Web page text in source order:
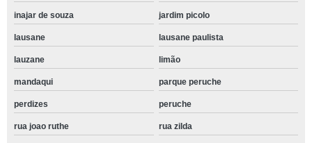
inajar de souza jardim picolo
lausane lausane paulista
lauzane limão
mandaqui parque peruche
perdizes peruche
rua joao ruthe rua zilda